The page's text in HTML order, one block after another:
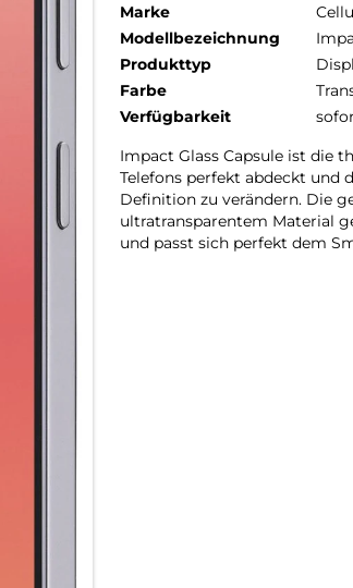
Marke
Modellbezeichnung
Produkttyp
Farbe
Verfügbarkeit
Impact Glass Capsule ist die
Telefons perfekt abdeckt und
Definition zu verändern. Die
ultratransparentem Material
und passt sich perfekt dem